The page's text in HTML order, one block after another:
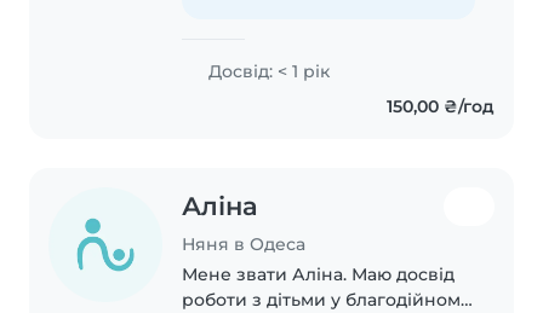
Досвід: < 1 рік
150,00 ₴/год
Аліна
Няня в Одеса
Мене звати Аліна. Маю досвід
роботи з дітьми у благодійному